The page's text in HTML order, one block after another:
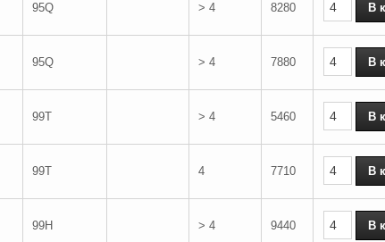
95Q > 4 8280
95Q > 4 7880
99T > 4 5460
99T 4 7710
99H > 4 9440